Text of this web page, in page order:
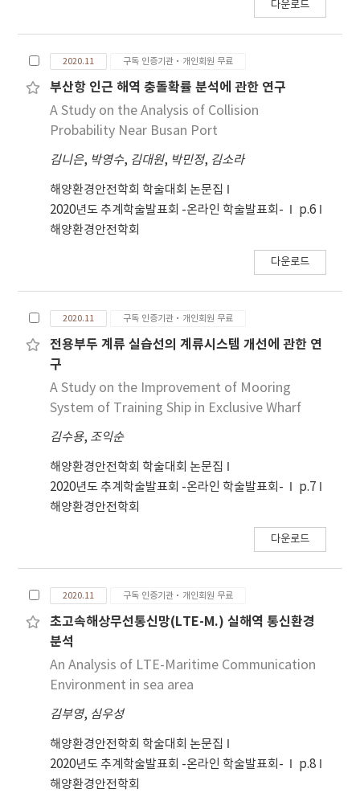
다운로드
2020.11 구독 인증기관·개인회원 무료
부산항 인근 해역 충돌확률 분석에 관한 연구
A Study on the Analysis of Collision
Probability Near Busan Port
김니은, 박영수, 김대원, 박민정, 김소라
해양환경안전학회 학술대회 논문집
2020년도 추계학술발표회 -온라인 학술발표회-
p.6
해양환경안전학회
다운로드
2020.11 구독 인증기관·개인회원 무료
전용부두 계류 실습선의 계류시스템 개선에 관한 연
구
A Study on the Improvement of Mooring
System of Training Ship in Exclusive Wharf
김수용, 조익순
해양환경안전학회 학술대회 논문집
2020년도 추계학술발표회 -온라인 학술발표회-
p.7
해양환경안전학회
다운로드
2020.11 구독 인증기관·개인회원 무료
초고속해상무선통신망(LTE-M.) 실해역 통신환경
분석
An Analysis of LTE-Maritime Communication
Environment in sea area
김부영, 심우성
해양환경안전학회 학술대회 논문집
2020년도 추계학술발표회 -온라인 학술발표회-
p.8
해양환경안전학회